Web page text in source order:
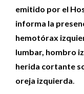
emitido por el
informa la
hemotórax
lumbar, hombro
herida cortante
oreja izquierda.